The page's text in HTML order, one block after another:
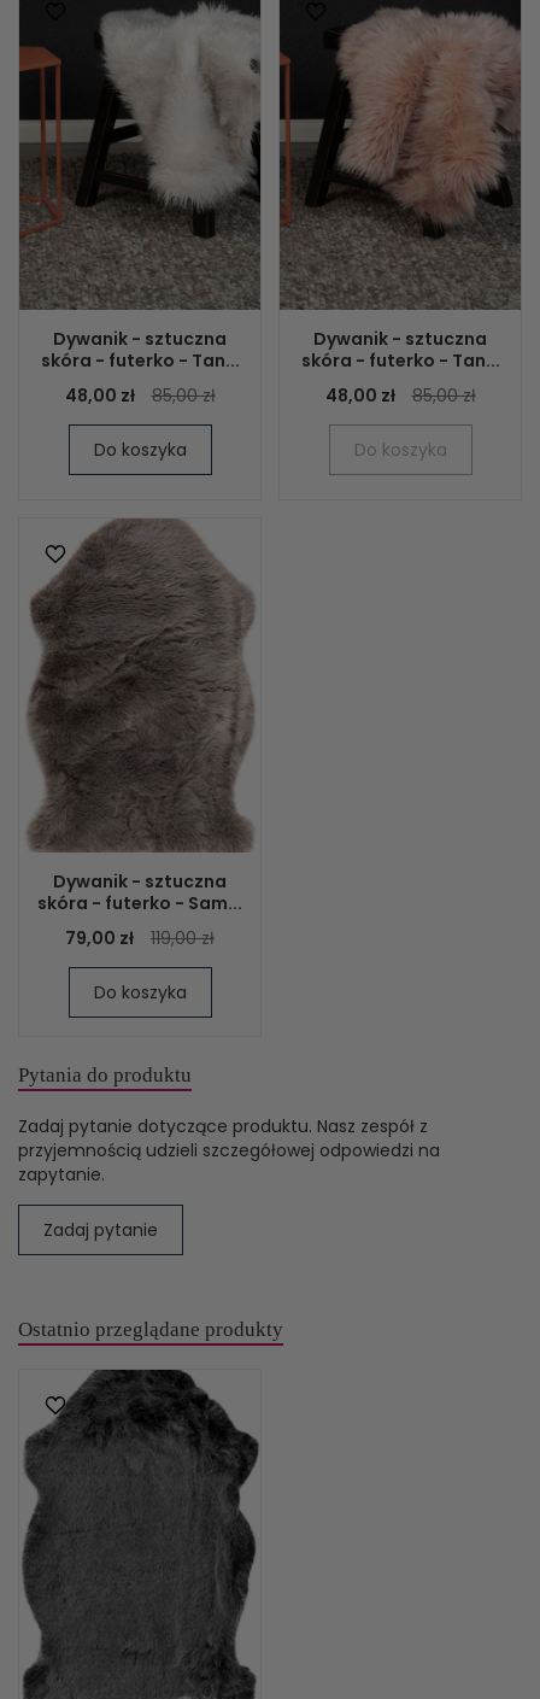
Dywanik - sztuczna
skóra - futerko - Tan...
48,00 zł
85,00 zł
Do koszyka
Dywanik - sztuczna
skóra - futerko - Tan...
48,00 zł
85,00 zł
Do koszyka
Dywanik - sztuczna
skóra - futerko - Sam...
79,00 zł
119,00 zł
Do koszyka
Pytania do produktu
Zadaj pytanie dotyczące produktu. Nasz zespół z
przyjemnością udzieli szczegółowej odpowiedzi na
zapytanie.
Zadaj pytanie
Ostatnio przeglądane produkty